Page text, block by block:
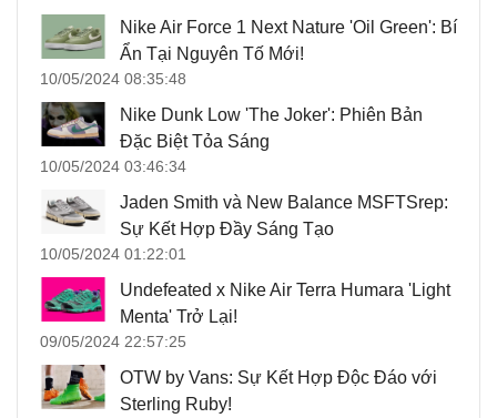
Nike Air Force 1 Next Nature 'Oil Green': Bí
Ẩn Tại Nguyên Tố Mới!
10/05/2024 08:35:48
Nike Dunk Low 'The Joker': Phiên Bản
Đặc Biệt Tỏa Sáng
10/05/2024 03:46:34
Jaden Smith và New Balance MSFTSrep:
Sự Kết Hợp Đầy Sáng Tạo
10/05/2024 01:22:01
Undefeated x Nike Air Terra Humara 'Light
Menta' Trở Lại!
09/05/2024 22:57:25
OTW by Vans: Sự Kết Hợp Độc Đáo với
Sterling Ruby!